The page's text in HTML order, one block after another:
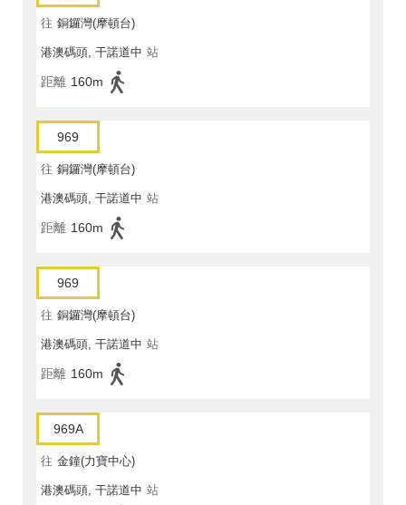
往 銅鑼灣(摩頓台)
港澳碼頭, 干諾道中 站
距離 160m
969
往 銅鑼灣(摩頓台)
港澳碼頭, 干諾道中 站
距離 160m
969
往 銅鑼灣(摩頓台)
港澳碼頭, 干諾道中 站
距離 160m
969A
往 金鐘(力寶中心)
港澳碼頭, 干諾道中 站